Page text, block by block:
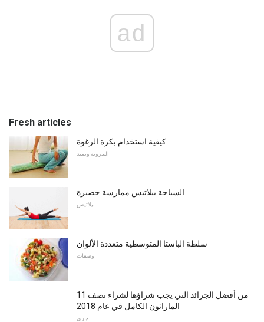
ad
Fresh articles
كيفية استخدام بكرة الرغوة
المرونة وتمتد
السباحة بيلاتيس ممارسة حصيرة
بيلاتيس
سلطة الباستا المتوسطية متعددة الألوان
وصفات
11 من أفضل الجرائد التي يجب شراؤها لشراء نصف
الماراثون الكامل في عام 2018
جري